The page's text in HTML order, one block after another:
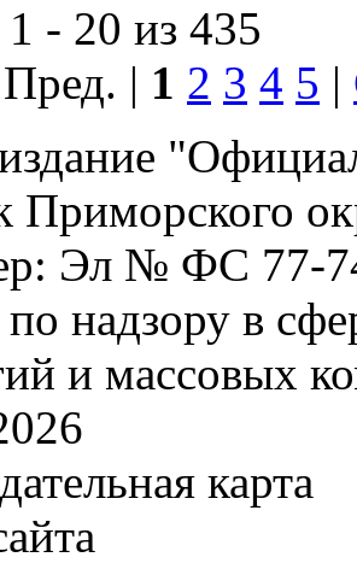
- 20 из 435
| 1 2 3 4 5 |
Приморского
Эл № ФС 77-
надзору в
и массовых
карта